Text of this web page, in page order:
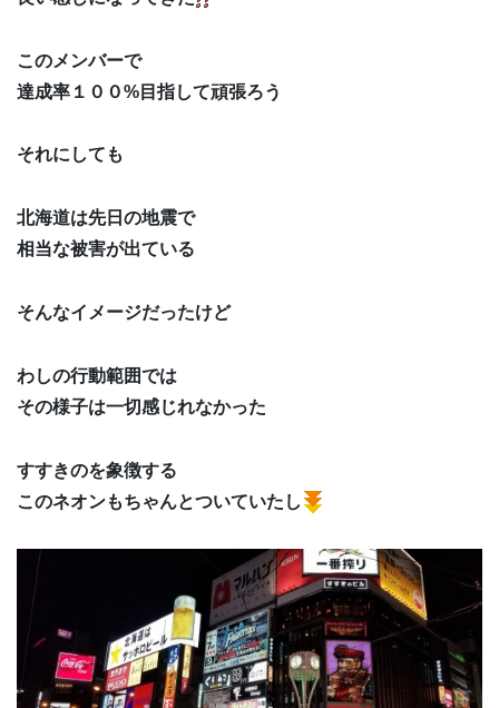
このメンバーで
達成率１００%目指して頑張ろう
それにしても
北海道は先日の地震で
相当な被害が出ている
そんなイメージだったけど
わしの行動範囲では
その様子は一切感じれなかった
すすきのを象徴する
このネオンもちゃんとついていたし